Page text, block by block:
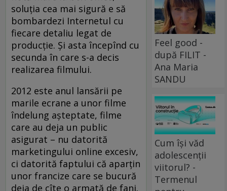
soluţia cea mai sigură e să
bombardezi Internetul cu
fiecare detaliu legat de
producţie. Şi asta începînd cu
secunda în care s-a decis
realizarea filmului.
2012 este anul lansării pe
marile ecrane a unor filme
îndelung aşteptate, filme
care au deja un public
asigurat – nu datorită
marketingului online excesiv,
ci datorită faptului că aparţin
unor francize care se bucură
deja de cîte o armată de fani.
Feel good -
după FILIT -
Ana Maria
SANDU
Cum își văd
adolescenții
viitorul? -
Termenul